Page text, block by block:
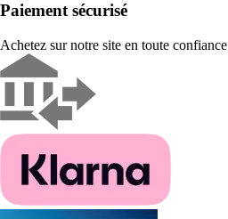
Paiement sécurisé
Achetez sur notre site en toute confiance